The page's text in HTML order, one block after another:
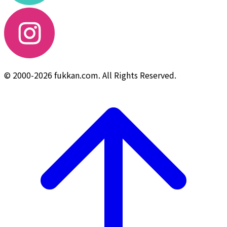
© 2000-2026 fukkan.com. All Rights Reserved.